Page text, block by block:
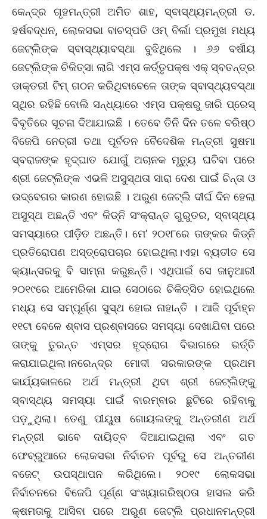
କେନ୍ଦ୍ର ଗୃହମନ୍ତ୍ରୀ ଅମିତ ଶାହ, ସ୍ବାସ୍ଥ୍ୟମନ୍ତ୍ରୀ ଡ.
ହର୍ଷବଦ୍ଧନ, ଲୋକସଭା ବାଚସ୍ପତି ଓମ୍‌ ବିର୍ଲା ପ୍ରମୁଖ ମଧ୍ୟ
ଜେଟ୍‌ଲିଙ୍କ ସ୍ବାସ୍ଥ୍ୟାବସ୍ଥା ବୁଝିଥିଲେ । ୬୬ ବର୍ଷୀୟ
ଜେଟ୍‌ଲିଙ୍କ ଚିକିତ୍ସା ଲାଗି ଏମ୍‌ସ କର୍ତ୍ତୃପକ୍ଷ ଏକ୍‌ ସ୍ବତନ୍ତ୍ର
ଡାକ୍ତରୀ ଟିମ୍‌ ଗଠନ କରିଥିବାବେଳେ ତାଙ୍କ ସ୍ବାସ୍ଥ୍ୟବସ୍ଥା
ସ୍ଥିର ରହିଛି ବୋଲି ସନ୍ଧ୍ୟାରେ ଏମ୍‌ସ ପକ୍ଷରୁ ଜାରି ପ୍ରେସ୍‌
ବିବୃତିରେ ସୂଚନା ଦିଆଯାଇଛି । ତେବେ ତିନି ଦିନ ତଳେ ବରିଷ୍ଠ
ବିଜେପି ନେତ୍ରୀ ତଥା ପୂର୍ବତନ ବୈଦେଶିକ ମନ୍ତ୍ରୀ ସୁଷମା
ସ୍ବରାଜଙ୍କ ହୃଦ୍‌ଘାତ ଯୋଗୁଁ ଅଚାନକ ମୃତ୍ୟୁ ଘଟିବା ପରେ
ଶ୍ରୀ ଜେଟ୍‌ଲିଙ୍କ ଏଭଳି ଅସୁସ୍ଥତା ସାରା ଦେଶ ପାଇଁ ଚିନ୍ତା ଓ
ଉଦ୍‌ବେଗର କାରଣ ହୋଇଛି । ଅରୁଣ ଜେଟ୍‌ଲି ଦୀର୍ଘ ଦିନ ହେଲା
ଅସୁସ୍ଥ ଅଛନ୍ତି ଏବଂ କିଡ୍‌ନି ସଂକ୍ରାନ୍ତ ଗୁରୁତର, ସ୍ବାସ୍ଥ୍ୟ
ସମସ୍ୟାରେ ପୀଡ଼ିତ ଅଛନ୍ତି। ମେ’ ୨୦୧୮ରେ ତାଙ୍କର କିଡ୍‌ନି
ପ୍ରତିରୋପଣ ଅସ୍ତ୍ରୋପଚାର ହୋଇଥିଲା।ଏହା ବ୍ୟତୀତ ସେ
କ୍ୟାନ୍‌ସରକୁ ବି ସାମ୍ନା କରୁଛନ୍ତି। ଏଥିପାଇଁ ସେ ଜାନୁଆରୀ
୨୦୧୯ରେ ଆମେରିକା ଯାଇ ସେଠାରେ ଚିକିତ୍ସିତ ହୋଇଥିଲେ
ମଧ୍ୟ ସେ ସମ୍ପୂର୍ଣ୍ଣ ସୁସ୍ଥ ହୋଇ ନାହାନ୍ତି । ଆଜି ପୂର୍ବାହ୍ନ
୧୧ଟା ବେଳେ ଶ୍ବାସ ପ୍ରଶ୍ବାସରେ ସମସ୍ୟା ଦେଖାଯିବା ପରେ
ତାଙ୍କୁ ତୁରନ୍ତ ଏମ୍‌ସର ହୃଦ୍‌ରୋଗ ବିଭାଗରେ ଭର୍ତ୍ତି
କରାଯାଇଥିଲା।ନରେନ୍ଦ୍ର ମୋଦୀ ସରକାରଙ୍କ ପ୍ରଥମ
କାର୍ଯ୍ୟକାଳରେ ଅର୍ଥ ମନ୍ତ୍ରୀ ଥିବା ଶ୍ରୀ ଜେଟ୍‌ଲିଙ୍କୁ
ସ୍ବାସ୍ଥ୍ୟ ସମସ୍ୟା ପାଇଁ ବାରମ୍ବାର ଛୁଟିରେ ରହିବାକୁ
ପଡ଼ୁଥିଲା। ତେଣୁ ପୀୟୁଷ ଗୋୟଲଙ୍କୁ ଅନ୍ତରୀଣ ଅର୍ଥ
ମନ୍ତ୍ରୀ ଭାବେ ଦାୟିତ୍ବ ଦିଆଯାଇଥିଲା ଏବଂ ଗତ
ଫେବ୍ରୁଆରେ ଲୋକସଭା ନିର୍ବାଚନ ପୂର୍ବରୁ ସେ ଅନ୍ତରୀଣ
ବଜେଟ୍ ଉପସ୍ଥାପନ କରିଥିଲେ। ୨୦୧୯ ଲୋକସଭା
ନିର୍ବାଚନରେ ବିଜେପି ପୂର୍ଣ୍ଣ ସଂଖ୍ୟାଗରିଷ୍ଠତା ହାସଲ କରି
କ୍ଷମତାକୁ ଆସିବା ପରେ ଅରୁଣ ଜେଟ୍‌ଲି ପ୍ରଧାନମନ୍ତ୍ରୀ